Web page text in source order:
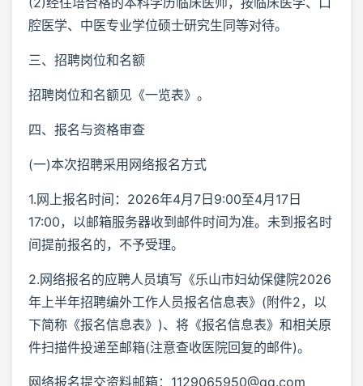
腔医学、中医专业学位硕士研究生同等对待。
三、招聘岗位和名额
招聘岗位和名额见《一览表》。
四、报名与资格审查
(一)本次招聘采用网络报名方式
1.网上报名时间：2026年4月7日9:00至4月17日
17:00，以邮箱服务器收到邮件时间为准。未到报名时
间提前报名的，不予受理。
2.网络报名的应聘人员填写《乐山市妇幼保健院2026
年上半年招聘编外工作人员报名信息表》(附件2，以
下简称《报名信息表》)、将《报名信息表》和相关原
件扫描件投递至邮箱(注意查收医院回复的邮件)。
网络报名提交资料邮箱：1129065950@qq.com